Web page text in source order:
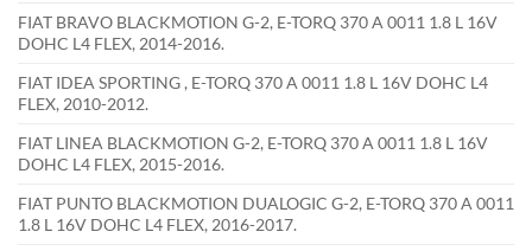
FIAT BRAVO BLACKMOTION G-2, E-TORQ 370 A 0011 1.8 L 16V
DOHC L4 FLEX, 2014-2016.
FIAT IDEA SPORTING , E-TORQ 370 A 0011 1.8 L 16V DOHC L4
FLEX, 2010-2012.
FIAT LINEA BLACKMOTION G-2, E-TORQ 370 A 0011 1.8 L 16V
DOHC L4 FLEX, 2015-2016.
FIAT PUNTO BLACKMOTION DUALOGIC G-2, E-TORQ 370 A 0011
1.8 L 16V DOHC L4 FLEX, 2016-2017.